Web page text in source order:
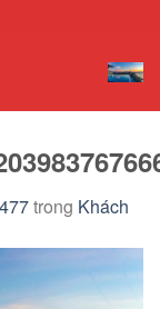
trong Khách